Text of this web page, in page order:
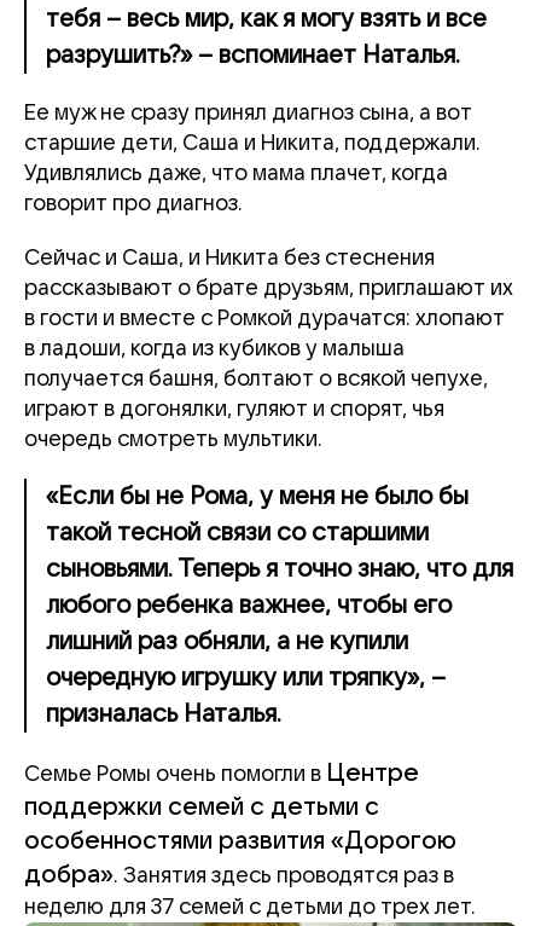
тебя – весь мир, как я могу взять и все
разрушить?» – вспоминает Наталья.
Ее муж не сразу принял диагноз сына, а вот
старшие дети, Саша и Никита, поддержали.
Удивлялись даже, что мама плачет, когда
говорит про диагноз.
Сейчас и Саша, и Никита без стеснения
рассказывают о брате друзьям, приглашают их
в гости и вместе с Ромкой дурачатся: хлопают
в ладоши, когда из кубиков у малыша
получается башня, болтают о всякой чепухе,
играют в догонялки, гуляют и спорят, чья
очередь смотреть мультики.
«Если бы не Рома, у меня не было бы
такой тесной связи со старшими
сыновьями. Теперь я точно знаю, что для
любого ребенка важнее, чтобы его
лишний раз обняли, а не купили
очередную игрушку или тряпку», –
призналась Наталья.
Семье Ромы очень помогли в Центре
поддержки семей с детьми с
особенностями развития «Дорогою
добра». Занятия здесь проводятся раз в
неделю для 37 семей с детьми до трех лет.